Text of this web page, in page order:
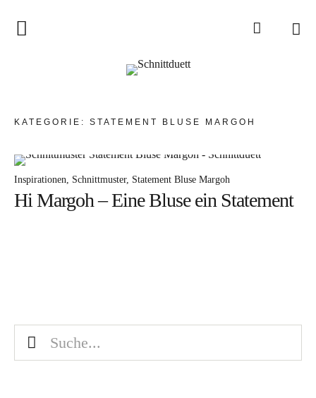
Home
Inspirationen
Schnittmuster-Hacks
KATEGORIE: STATEMENT BLUSE MARGOH
Inspirationen Schnittmuster Statement Bluse Margoh
Hi Margoh – Eine Bluse ein Statement